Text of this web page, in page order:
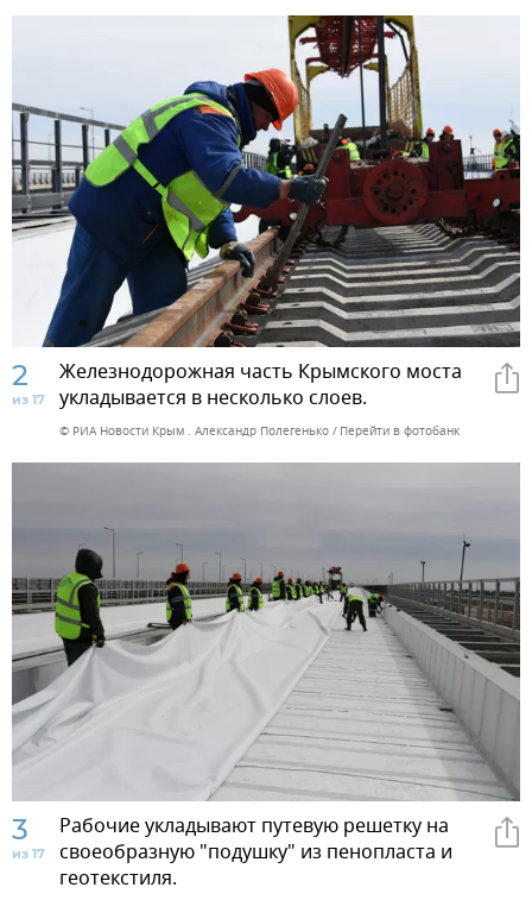
2
из 17
Железнодорожная часть Крымского моста
укладывается в несколько слоев.
© РИА Новости Крым . Александр Полегенько Перейти в фотобанк
3
из 17
Рабочие укладывают путевую решетку на
своеобразную "подушку" из пенопласта и
геотекстиля.